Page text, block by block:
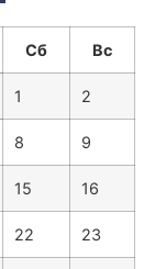
Сб Вс
1 2
8 9
15 16
22 23